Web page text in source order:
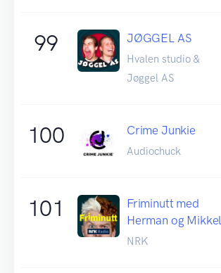
99 JØGGEL AS
Hvalen studio &
Jøggel AS
100 Crime Junkie
Audiochuck
101
Friminutt med
Herman og Mikkel
NRK